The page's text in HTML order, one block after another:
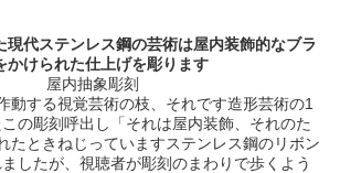
現代ステンレス鋼の芸術は屋内装飾的なブラ
かけられた仕上げを彫ります
屋内抽象彫刻
動する視覚芸術の枝、それです造形芸術の1
の彫刻呼出し「それは屋内装飾、それのた
たときねじっていますステンレス鋼のリボン
したが、視聴者が彫刻のまわりで歩くよう